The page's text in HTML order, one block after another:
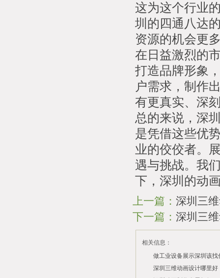
这为这个行业
圳的四通八达
资源的机会更
在日益激烈的
打造品牌形象
户需求，制作
有更真实、深
总的来说，深
是凭借这些优
业的佼佼者。
遇与挑战。我
下，深圳的动
上一篇： 深圳三
下一篇： 深圳三
相关信息：
做工业设备展示深圳该
司？
深圳三维动画设计哪里好